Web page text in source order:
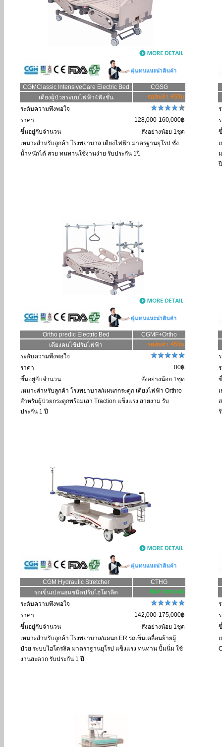
CGMClassic IntensiveCare Electric Bed
CGSG
เตียงผู้ป่วยระบบไฟฟ้า4ฟังชั่น
ระดับความพึงพอใจ
ราคา
128,000-160,000฿
ขึ้นอยู่กับจำนวน
สั่งอย่างน้อย 1ชุด
เหมาะสำหรับลูกค้า โรงพยาบาล เตียงไฟฟ้า มาตรฐานยุโรป ชั่ง
น้ำหนักได้ สวย ทนทานใช้งานง่าย รับประกัน 1ปี
ปี
Ortho predic Electric Bed
CGMF+Ortho
เตียงคนไข้ปรับไฟฟ้า
ระดับความพึงพอใจ
ราคา
00฿
ขึ้นอยู่กับจำนวน
สั่งอย่างน้อย 1ชุด
เหมาะสำหรับลูกค้า โรงพยาบาล/แผนกกระดูก เตียงไฟฟ้า Orthro
สำหรับผู้ป่วยกระดูกพร้อมเสา Traction แข็งแรง สวยงาม รับ
ประกัน 1 ปี
CGM Hydraulic Stretcher
CTHG
รถเข็นเปลนอนชนิดปรับไฮโดรลิค
ระดับความพึงพอใจ
ราคา
142,000-175,000฿
ขึ้นอยู่กับจำนวน
สั่งอย่างน้อย 1ชุด
เหมาะสำหรับลูกค้า โรงพยาบาล/แผนก ER รถเข็นเคลื่อนย้ายผู้
ป่วย ระบบไฮโดรลิค มาตราฐานยุโรป แข็งแรง ทนทาน ปั้มนิ่ม ใช้
งานสะดวก รับประกัน 1 ปี